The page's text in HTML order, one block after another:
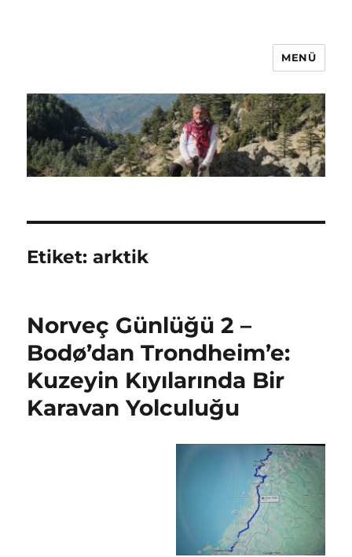
MENÜ
Etiket:arktik
Norveç Günlüğü 2 –
Bodø’dan Trondheim’e:
Kuzeyin Kıyılarında Bir
Karavan Yolculuğu